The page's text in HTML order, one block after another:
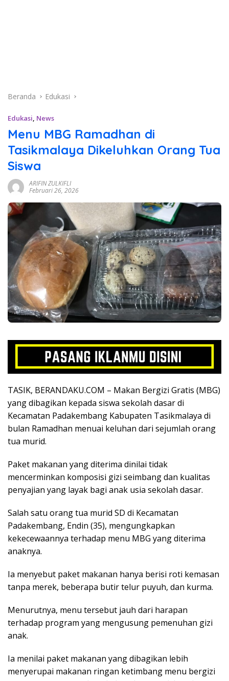
Beranda Edukasi
Edukasi, News
Menu MBG Ramadhan di
Tasikmalaya Dikeluhkan Orang Tua
Siswa
ARIFIN ZULKIFLI
Februari 26, 2026
TASIK, BERANDAKU.COM – Makan Bergizi Gratis (MBG)
yang dibagikan kepada siswa sekolah dasar di
Kecamatan Padakembang Kabupaten Tasikmalaya di
bulan Ramadhan menuai keluhan dari sejumlah orang
tua murid.
Paket makanan yang diterima dinilai tidak
mencerminkan komposisi gizi seimbang dan kualitas
penyajian yang layak bagi anak usia sekolah dasar.
Salah satu orang tua murid SD di Kecamatan
Padakembang, Endin (35), mengungkapkan
kekecewaannya terhadap menu MBG yang diterima
anaknya.
Ia menyebut paket makanan hanya berisi roti kemasan
tanpa merek, beberapa butir telur puyuh, dan kurma.
Menurutnya, menu tersebut jauh dari harapan
terhadap program yang mengusung pemenuhan gizi
anak.
Ia menilai paket makanan yang dibagikan lebih
menyerupai makanan ringan ketimbang menu bergizi